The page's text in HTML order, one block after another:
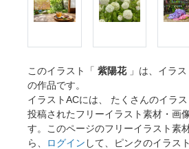
このイラスト「 紫陽花」は、イラス
の作品です。
イラストACには、 たくさんのイラ
投稿されたフリーイラスト素材・画
す。このページのフリーイラスト素
ら、
ログイン して、ピンクのイラス